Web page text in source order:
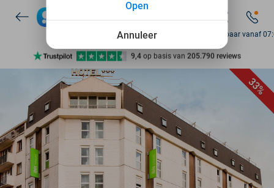
7 dagen per week beschikbaar
10+ miljoen leden
9,4 op basis van 205.790 reviews
Ontdek 15.000+ deals
7 dagen per week beschikbaar
10+ miljoen leden
Bereikbaar vanaf
33%
Annuleer
Open